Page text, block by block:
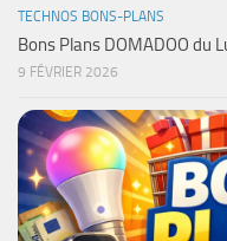
TECHNOS BONS-PLANS
Bons Plans DOMADOO du
9 FÉVRIER 2026